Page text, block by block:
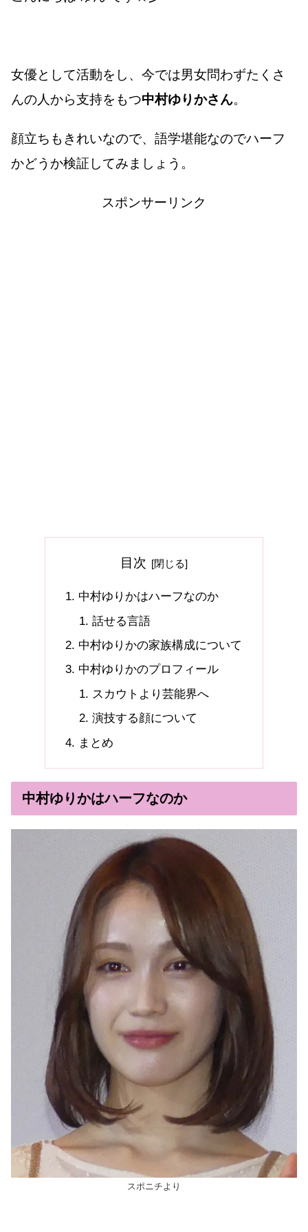
女優として活動をし、今では男女問わずたくさ
んの人から支持をもつ中村ゆりかさん。
顔立ちもきれいなので、語学堪能なのでハーフ
かどうか検証してみましょう。
スポンサーリンク
目次
中村ゆりかはハーフなのか
話せる言語
中村ゆりかの家族構成について
中村ゆりかのプロフィール
スカウトより芸能界へ
演技する顔について
まとめ
中村ゆりかはハーフなのか
スポニチより